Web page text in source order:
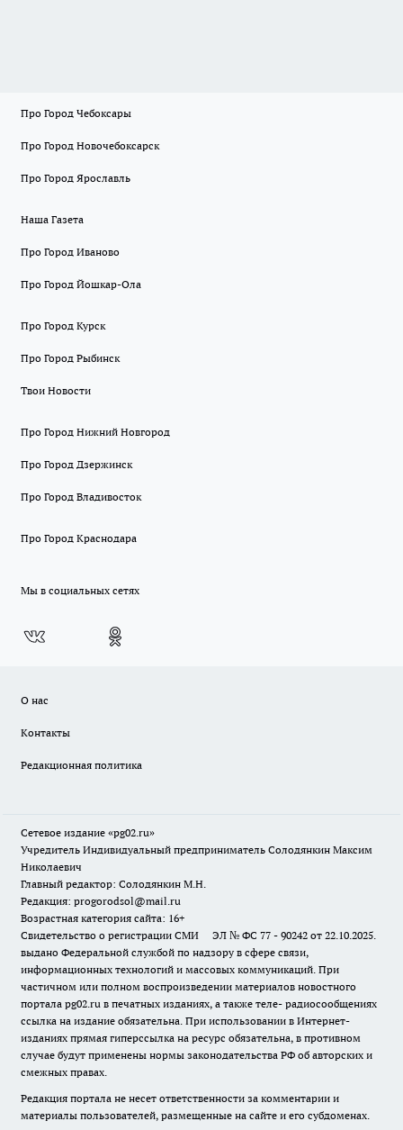
Про Город Чебоксары
Про Город Новочебоксарск
Про Город Ярославль
Наша Газета
Про Город Иваново
Про Город Йошкар-Ола
Про Город Курск
Про Город Рыбинск
Твои Новости
Про Город Нижний Новгород
Про Город Дзержинск
Про Город Владивосток
Про Город Краснодара
Мы в социальных сетях
О нас
Контакты
Редакционная политика
Сетевое издание «pg02.ru»
Учредитель Индивидуальный предприниматель Солодянкин Максим
Николаевич
Главный редактор: Солодянкин М.Н.
Редакция: progorodsol@mail.ru
Возрастная категория сайта: 16+
Свидетельство о регистрации СМИ ЭЛ № ФС 77 - 90242 от 22.10.2025.
выдано Федеральной службой по надзору в сфере связи,
информационных технологий и массовых коммуникаций. При
частичном или полном воспроизведении материалов новостного
портала pg02.ru в печатных изданиях, а также теле- радиосообщениях
ссылка на издание обязательна. При использовании в Интернет-
изданиях прямая гиперссылка на ресурс обязательна, в противном
случае будут применены нормы законодательства РФ об авторских и
смежных правах.
Редакция портала не несет ответственности за комментарии и
материалы пользователей, размещенные на сайте и его субдоменах.